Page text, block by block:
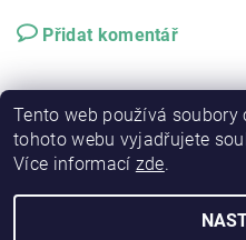
Přidat komentář
Tento web používá
tohoto webu vyjadřujete
Více informací zde.